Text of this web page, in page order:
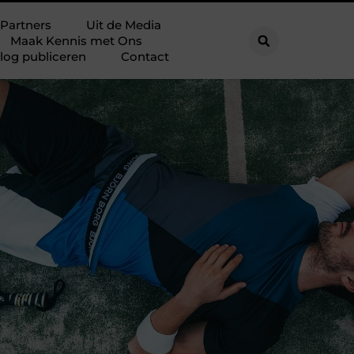
Partners
Uit de Media
Maak Kennis met Ons
publiceren
Contact